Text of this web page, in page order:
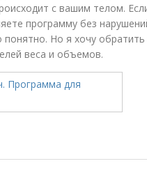
с вашим телом.
программу без
понятно. Но я хочу
веса и объемов.